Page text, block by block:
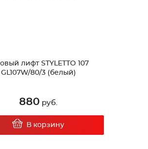
лифт STYLETTO 107
GL107W/80/3 (белый)
880 руб.
В корзину